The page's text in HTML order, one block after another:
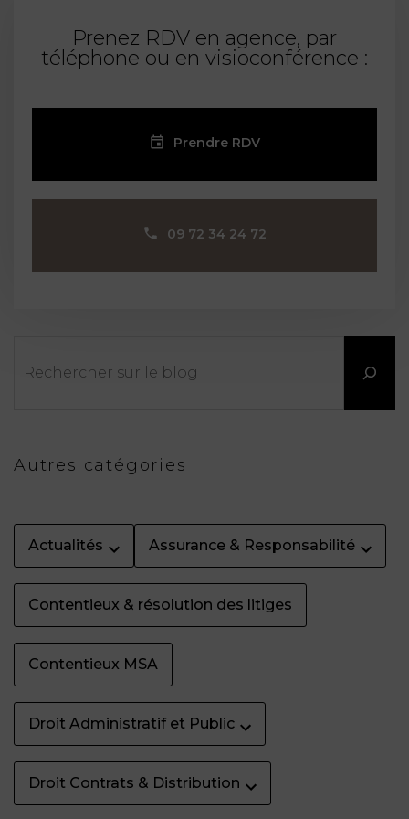
Prenez RDV en agence, par
téléphone ou en visioconférence :
Prendre RDV
09 72 34 24 72
Autres catégories
Actualités Assurance & Responsabilité
Contentieux & résolution des litiges
Contentieux MSA
Droit Administratif et Public
Droit Contrats & Distribution